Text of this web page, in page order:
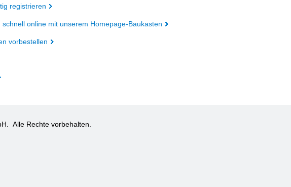
registrieren
online mit unserem Homepage-Baukasten
vorbestellen
Alle Rechte vorbehalten.